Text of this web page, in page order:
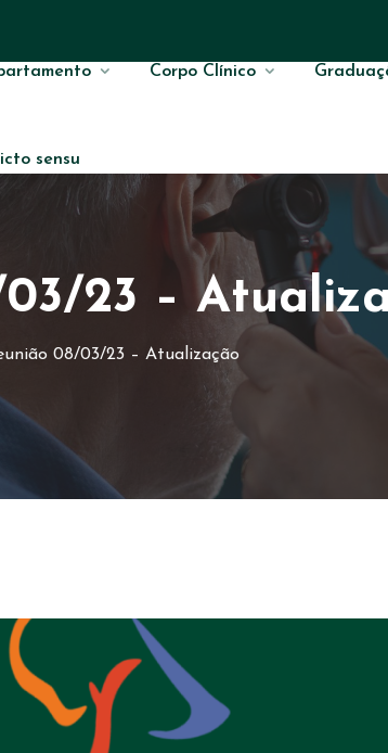
Corpo Clínico
sensu
23 –
08/03/23 – Atualização